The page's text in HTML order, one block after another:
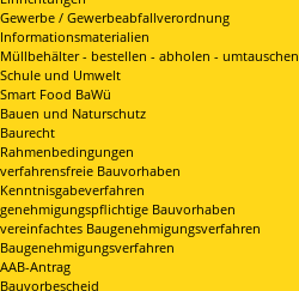
Gewerbe / Gewerbeabfallverordnung
Informationsmaterialien
Müllbehälter - bestellen - abholen - umtauschen
Schule und Umwelt
Smart Food BaWü
Bauen und Naturschutz
Baurecht
Rahmenbedingungen
verfahrensfreie Bauvorhaben
Kenntnisgabeverfahren
genehmigungspflichtige Bauvorhaben
vereinfachtes Baugenehmigungsverfahren
Baugenehmigungsverfahren
AAB-Antrag
Bauvorbescheid